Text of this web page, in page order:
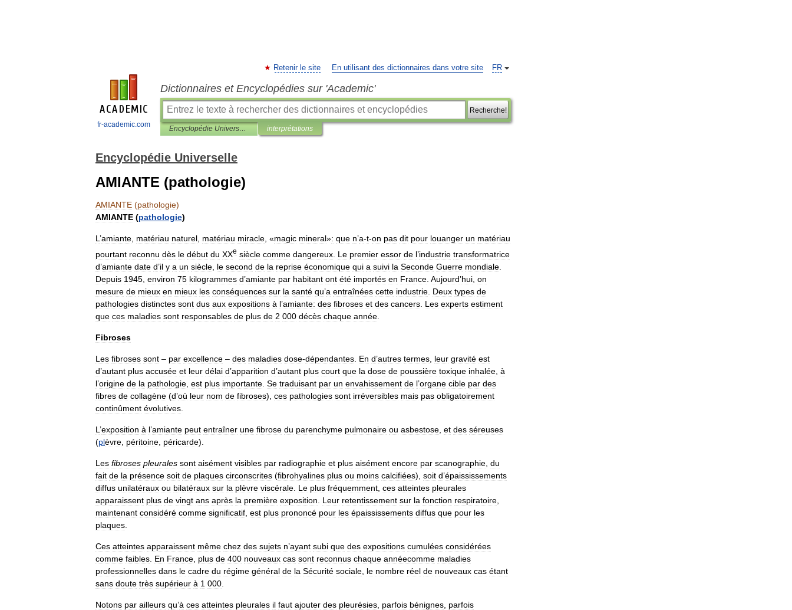
fr-academic.com
FR
Retenir le site En utilisant des dictionnaires dans votre site
Dictionnaires et Encyclopédies sur 'Academic'
Recherche!
Encyclopédie Universelle interprétations
Encyclopédie Universelle
AMIANTE (pathologie)
AMIANTE (pathologie)
AMIANTE (pathologie)
L ’amiante matériau naturel matériau miracle , «magic mineral»: que n’a-t-on pas dit pour louanger un matériau
pourtant reconnu dès le début du XXe siècle comme dangereux Le premier essor de l’industrie transformatrice
d’amiante date d’il y a un siècle le second de la reprise économique qui a suivi la Seconde Guerre mondiale
Depuis 1945 environ 75 kilogrammes d’amiante par habitant ont été importés en France Aujourd’hui on
mesure de mieux en mieux les conséquences sur la santé qu’a entraînées cette industrie Deux types de
pathologies distinctes sont dus aux expositions à l’amiante: des fibroses et des cancers Les experts estiment
que ces maladies sont responsables de plus de 2 000 décès chaque année
Fibroses
Les fibroses sont – par excellence – des maladies dose-dépendantes En d’autres termes leur gravité est
d’autant plus accusée et leur délai d’apparition d’autant plus court que la dose de poussière toxique inhalée à
l’origine de la pathologie est plus importante Se traduisant par un envahissement de l’organe cible par des
fibres de collagène (d’où leur nom de fibroses), ces pathologies sont irréversibles mais pas obligatoirement
continûment évolutives
L ’exposition à l’amiante peut entraîner une fibrose du parenchyme pulmonaire ou asbestose et des séreuses
(plèvre péritoine péricarde).
Les fibroses pleurales sont aisément visibles par radiographie et plus aisément encore par scanographie du
fait de la présence soit de plaques circonscrites (fibrohyalines plus ou moins calcifiées), soit d’épaississements
diffus unilatéraux ou bilatéraux sur la plèvre viscérale Le plus fréquemment ces atteintes pleurales
apparaissent plus de vingt ans après la première exposition Leur retentissement sur la fonction respiratoire
maintenant considéré comme significatif est plus prononcé pour les épaississements diffus que pour les
plaques
Ces atteintes apparaissent même chez des sujets n’ayant subi que des expositions cumulées considérées
comme faibles En France plus de 400 nouveaux cas sont reconnus chaque annéecomme maladies
professionnelles dans le cadre du régime général de la Sécurité sociale le nombre réel de nouveaux cas étant
sans doute très supérieur à 1 000
Notons par ailleurs qu’à ces atteintes pleurales il faut ajouter des pleurésies parfois bénignes parfois